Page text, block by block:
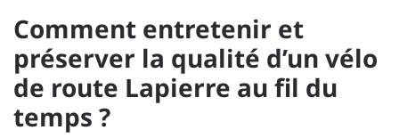
Comment entretenir et
préserver la qualité d’un vélo
de route Lapierre au fil du
temps ?